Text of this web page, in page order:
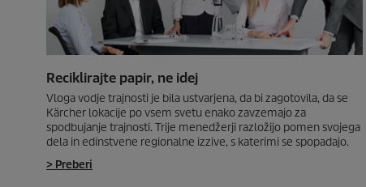
Reciklirajte papir, ne idej
Vloga vodje trajnosti je bila ustvarjena, da bi zagotovila, da se
Kärcher lokacije po vsem svetu enako zavzemajo za
spodbujanje trajnosti. Trije menedžerji razložijo pomen svojega
dela in edinstvene regionalne izzive, s katerimi se spopadajo.
> Preberi